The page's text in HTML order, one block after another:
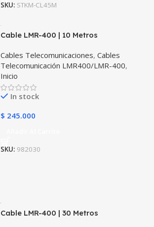
SKU: STKM-CL45M
Cable LMR-400 | 10 Metros
Cables Telecomunicaciones, Cables
Telecomunicación LMR400/LMR-400,
Inicio
In stock
$ 245.000
SKU: 982030
Cable LMR-400 | 30 Metros